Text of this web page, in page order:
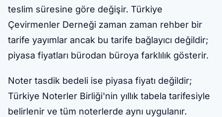
teslim süresine göre değişir. Türkiye
Çevirmenler Derneği zaman zaman rehber bir
tarife yayımlar ancak bu tarife bağlayıcı değildir;
piyasa fiyatları bürodan büroya farklılık gösterir.
Noter tasdik bedeli ise piyasa fiyatı değildir;
Türkiye Noterler Birliği'nin yıllık tabela tarifesiyle
belirlenir ve tüm noterlerde aynı uygulanır.